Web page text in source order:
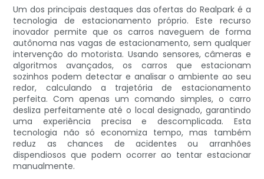
Um dos principais destaques das ofertas do Realpark é a
tecnologia de estacionamento próprio. Este recurso
inovador permite que os carros naveguem de forma
autônoma nas vagas de estacionamento, sem qualquer
intervenção do motorista. Usando sensores, câmeras e
algoritmos avançados, os carros que estacionam
sozinhos podem detectar e analisar o ambiente ao seu
redor, calculando a trajetória de estacionamento
perfeita. Com apenas um comando simples, o carro
desliza perfeitamente até o local designado, garantindo
uma experiência precisa e descomplicada. Esta
tecnologia não só economiza tempo, mas também
reduz as chances de acidentes ou arranhões
dispendiosos que podem ocorrer ao tentar estacionar
manualmente.